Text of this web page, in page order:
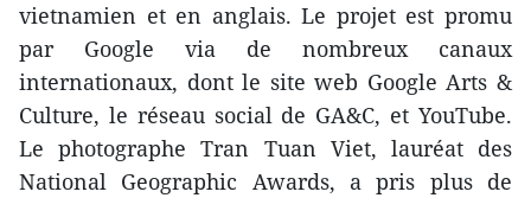
vietnamien et en anglais. Le projet est promu
par Google via de nombreux canaux
internationaux, dont le site web Google Arts &
Culture, le réseau social de GA&C, et YouTube.
Le photographe Tran Tuan Viet, lauréat des
National Geographic Awards, a pris plus de